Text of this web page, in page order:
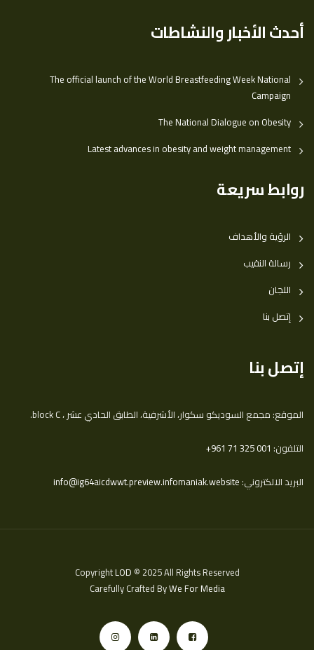
أحدث الأخبار والنشاطات
The official launch of the World Breastfeeding Week National
Campaign
The National Dialogue on Obesity
Latest advances in obesity and weight management
روابط سريعة
الرؤية والأهداف
رسالة النقيب
اللجان
إتصل بنا
إتصل بنا
الموقع: مجمع السوديكو سكوار، الأشرفية، الطابق الحادي عشر ، block C.
التلفون: ‎+961 71 325 001
البريد الالكتروني:info@ig64aicdwwt.preview.infomaniak.website
CopyrightLOD © 2025 All Rights Reserved
Carefully Crafted ByWe For Media